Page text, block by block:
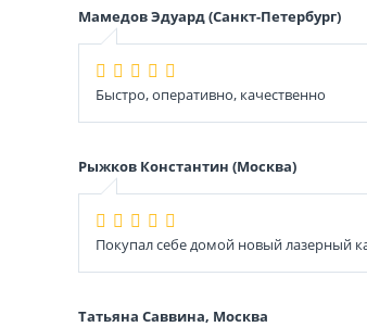
Мамедов Эдуард (Санкт-Петербург)
Быстро, оперативно, качественно
Рыжков Константин (Москва)
Покупал себе домой новый лазерный
Татьяна Саввина, Москва